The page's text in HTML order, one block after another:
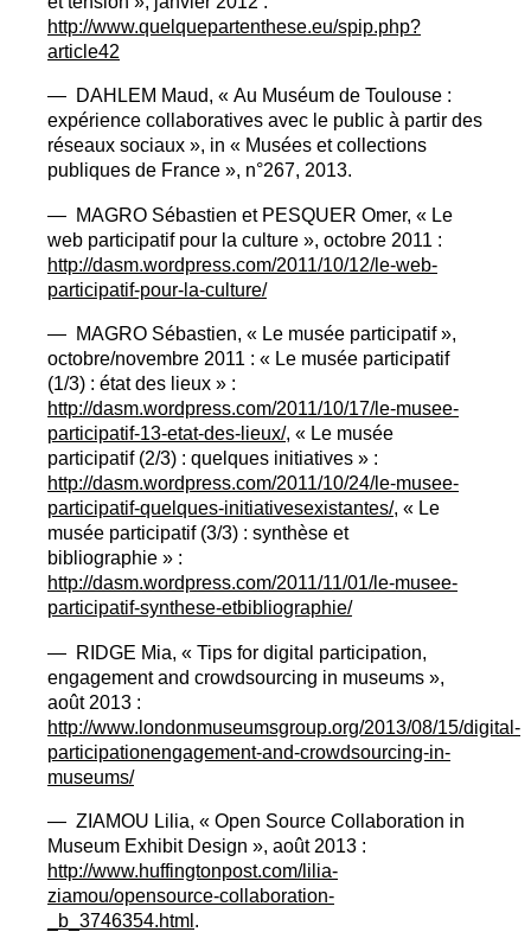
http://www.quelquepartenthese.eu/spip.php?
article42
— DAHLEM Maud, « Au Muséum de Toulouse :
expérience collaboratives avec le public à partir des
réseaux sociaux », in « Musées et collections
publiques de France », n°267, 2013.
— MAGRO Sébastien et PESQUER Omer, « Le
web participatif pour la culture », octobre 2011 :
http://dasm.wordpress.com/2011/10/12/le-web-
participatif-pour-la-culture/
— MAGRO Sébastien, « Le musée participatif »,
octobre/novembre 2011 : « Le musée participatif
(1/3) : état des lieux » :
http://dasm.wordpress.com/2011/10/17/le-musee-
participatif-13-etat-des-lieux/, « Le musée
participatif (2/3) : quelques initiatives » :
http://dasm.wordpress.com/2011/10/24/le-musee-
participatif-quelques-initiativesexistantes/, « Le
musée participatif (3/3) : synthèse et
bibliographie » :
http://dasm.wordpress.com/2011/11/01/le-musee-
participatif-synthese-etbibliographie/
— RIDGE Mia, « Tips for digital participation,
engagement and crowdsourcing in museums »,
août 2013 :
http://www.londonmuseumsgroup.org/2013/08/15/digital-
participationengagement-and-crowdsourcing-in-
museums/
— ZIAMOU Lilia, « Open Source Collaboration in
Museum Exhibit Design », août 2013 :
http://www.huffingtonpost.com/lilia-
ziamou/opensource-collaboration-
_b_3746354.html.